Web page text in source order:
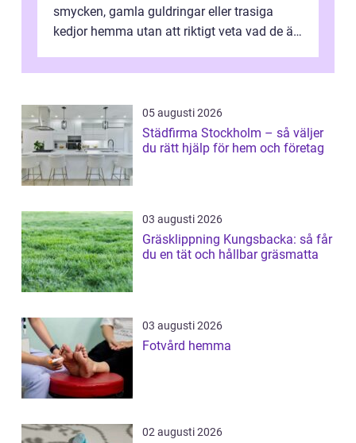
smycken, gamla guldringar eller trasiga
kedjor hemma utan att riktigt veta vad de är
05 augusti 2026
Städfirma Stockholm – så väljer
du rätt hjälp för hem och företag
03 augusti 2026
Gräsklippning Kungsbacka: så får
du en tät och hållbar gräsmatta
03 augusti 2026
Fotvård hemma
02 augusti 2026